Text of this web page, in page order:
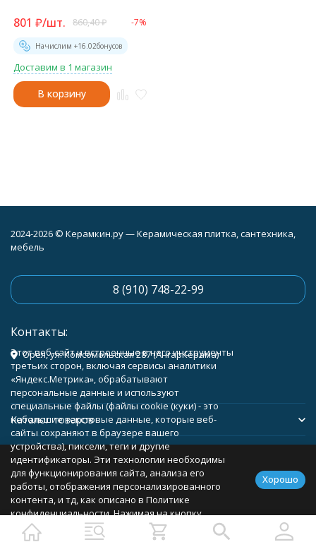
801 ₽/шт. 860,40₽ -7%
Начислим +16.02бонусов
Доставим в 1 магазин
В корзину
2024-2026 © Керамкин.ру — Керамическая плитка, сантехника,
мебель
8 (910) 748-22-99
Контакты:
Орёл, ул. Комсомольская 287 (АнгарКерама)
Каталог товаров
Помощь
Политика персональных данных Карта сайта
Этот веб-сайт и встроенные в него инструменты
третьих сторон, включая сервисы аналитики
«Яндекс.Метрика», обрабатывают
персональные данные и используют
специальные файлы (файлы cookie (куки) - это
небольшие текстовые данные, которые веб-
сайты сохраняют в браузере вашего
устройства), пиксели, теги и другие
идентификаторы. Эти технологии необходимы
для функционирования сайта, анализа его
работы, отображения персонализированного
контента, и тд, как описано в Политике
конфиденциальности. Нажимая на кнопку
«Соглашаюсь», вы соглашаетесь с
Хорошо